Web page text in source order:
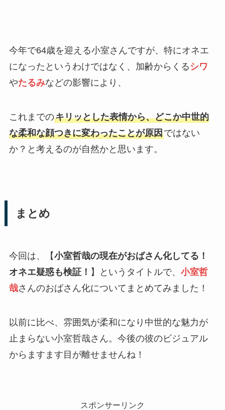
今年で64歳を迎える小室さんですが、特にオネエ
になったというわけではなく、加齢からくる シワ
やたるみなどの影響により、
これまでのキリッとした表情から、どこか中世的
な柔和な顔つきに変わったことが原因ではない
か？と考えるのが自然かと思います。
まとめ
今回は、【小室哲哉の現在がおばさん化してる！
オネエ疑惑も検証！ 】というタイトルで、 小室哲
哉さんのおばさん化についてまとめてみました！
以前に比べ、雰囲気が柔和になり中世的な魅力が
止まらない小室哲哉さん。今後の彼のビジュアル
からますます目が離せませんね！
スポンサーリンク